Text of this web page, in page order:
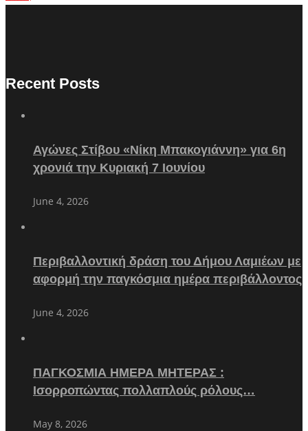
Recent Posts
Αγώνες Στίβου «Νίκη Μπακογιάννη» για 6η
χρονιά την Κυριακή 7 Ιουνίου
June 4, 2026
Περιβαλλοντική δράση του Δήμου Λαμιέων με
αφορμή την παγκόσμια ημέρα περιβάλλοντος
June 4, 2026
ΠΑΓΚΟΣΜΙΑ ΗΜΕΡΑ ΜΗΤΕΡΑΣ :
Ισορροπώντας πολλαπλούς ρόλους…
May 8, 2026